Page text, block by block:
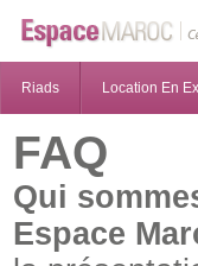
Riads Location En
FAQ
Qui
Espace